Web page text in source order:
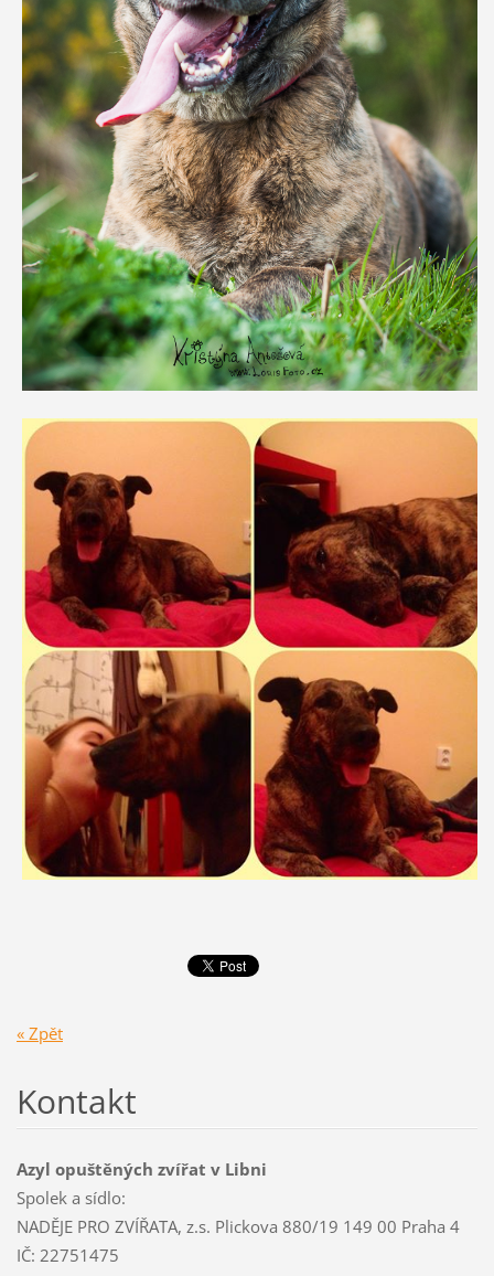
« Zpět
Kontakt
Azyl opuštěných zvířat v Libni
Spolek a sídlo:
NADĚJE PRO ZVÍŘATA, z.s. Plickova 880/19 149 00 Praha 4
IČ: 22751475